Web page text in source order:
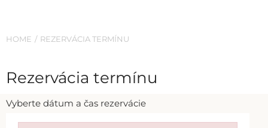
HOME REZERVÁCIA TERMÍNU
Rezervácia termínu
Vyberte dátum a čas rezervácie